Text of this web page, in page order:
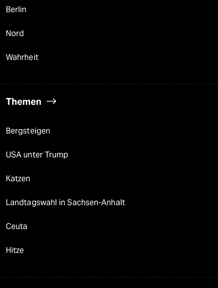
Berlin
Nord
Wahrheit
Themen
Bergsteigen
USA unter Trump
Katzen
Landtagswahl in Sachsen-Anhalt
Ceuta
Hitze